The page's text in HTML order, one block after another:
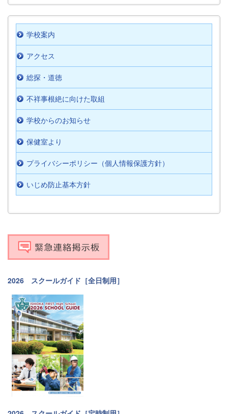
学校案内
アクセス
総探・道徳
不祥事根絶に向けた取組
学校からのお知らせ
保健室より
プライバシーポリシー（個人情報保護方針）
いじめ防止基本方針
2026 スクールガイド［全日制用］